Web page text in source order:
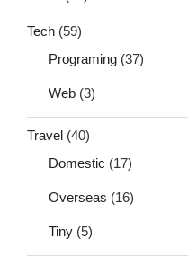
Tech (59)
Programing (37)
Web (3)
Travel (40)
Domestic (17)
Overseas (16)
Tiny (5)